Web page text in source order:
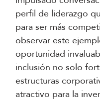
perfil de liderazgo
para ser más
observar este
oportunidad
inclusión no solo
estructuras
atractivo para la